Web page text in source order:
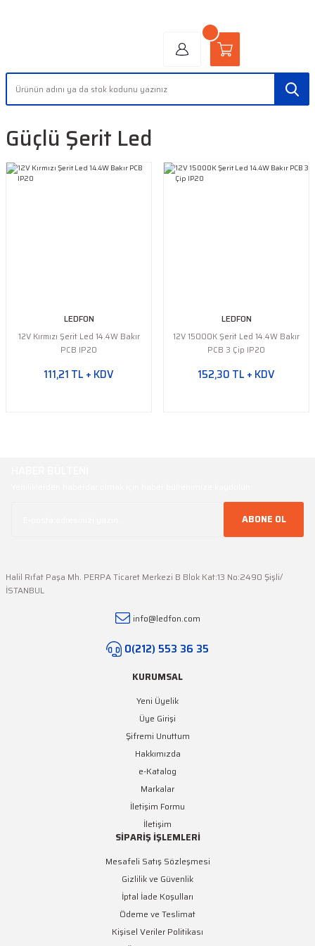
Güçlü Şerit Led
LEDFON
12V Kırmızı Şerit Led 14.4W Bakır
PCB IP20
111,21 TL + KDV
LEDFON
12V 15000K Şerit Led 14.4W Bakır
PCB 3 Çip IP20
152,30 TL + KDV
ABONE OL
Halil Rıfat Paşa Mh. PERPA Ticaret Merkezi B Blok Kat:13 No:2490 Şişli/
İSTANBUL
info@ledfon.com
0(212) 553 36 35
KURUMSAL
Yeni Üyelik
Üye Girişi
Şifremi Unuttum
Hakkımızda
e-Katalog
Markalar
İletişim Formu
İletişim
SİPARİŞ İŞLEMLERİ
Mesafeli Satış Sözleşmesi
Gizlilik ve Güvenlik
İptal İade Koşulları
Ödeme ve Teslimat
Kişisel Veriler Politikası